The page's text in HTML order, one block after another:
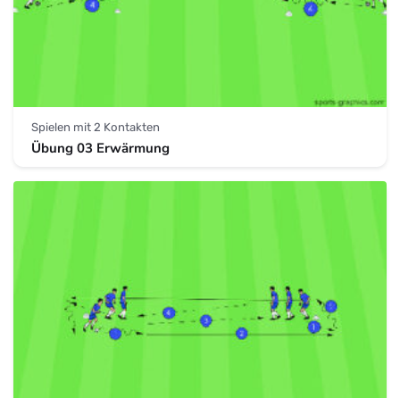
Spielen mit 2 Kontakten
Übung 03 Erwärmung